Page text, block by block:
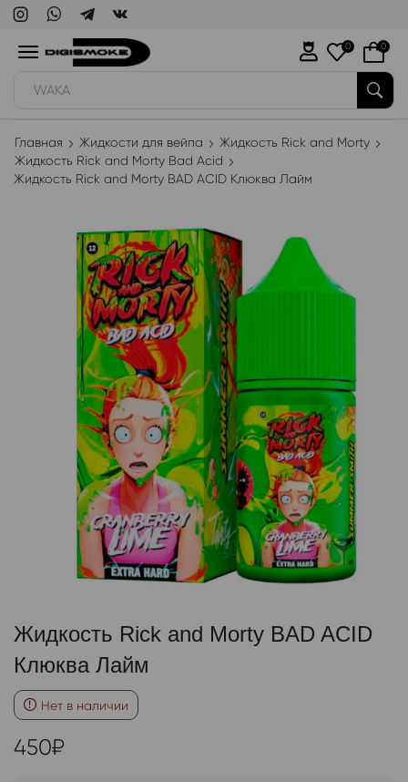
WAKA
0 0
Главная Жидкости для вейпа
Жидкость Rick and Morty
Жидкость Rick and Morty Bad Acid
Жидкость Rick and Morty BAD ACID Клюква Лайм
Жидкость Rick and Morty BAD ACID
Клюква Лайм
Нет в наличии
450₽